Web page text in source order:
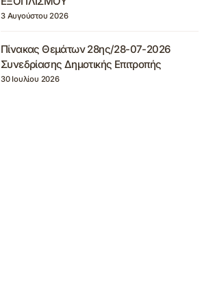
3 Αυγούστου 2026
Πίνακας Θεμάτων 28ης/28-07-2026
Συνεδρίασης Δημοτικής Επιτροπής
30 Ιουλίου 2026